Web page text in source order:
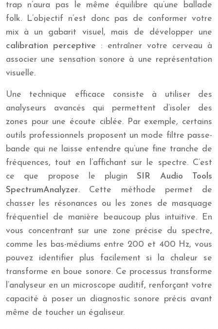
trap n’aura pas le même équilibre qu’une ballade
folk. L’objectif n’est donc pas de conformer votre
mix à un gabarit visuel, mais de développer une
calibration perceptive : entraîner votre cerveau à
associer une sensation sonore à une représentation
visuelle.
Une technique efficace consiste à utiliser des
analyseurs avancés qui permettent d’isoler des
zones pour une écoute ciblée. Par exemple, certains
outils professionnels proposent un mode filtre passe-
bande qui ne laisse entendre qu’une fine tranche de
fréquences, tout en l’affichant sur le spectre. C’est
ce que propose le pluginSIR Audio Tools
SpectrumAnalyzer. Cette méthode permet de
chasser les résonances ou les zones de masquage
fréquentiel de manière beaucoup plus intuitive. En
vous concentrant sur une zone précise du spectre,
comme les bas-médiums entre 200 et 400 Hz, vous
pouvez identifier plus facilement si la chaleur se
transforme en boue sonore. Ce processus transforme
l’analyseur en un microscope auditif, renforçant votre
capacité à poser un diagnostic sonore précis avant
même de toucher un égaliseur.